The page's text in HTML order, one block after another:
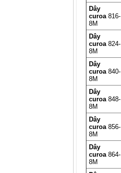
Dây
curoa 816-
8M
Dây
curoa 824-
8M
Dây
curoa 840-
8M
Dây
curoa 848-
8M
Dây
curoa 856-
8M
Dây
curoa 864-
8M